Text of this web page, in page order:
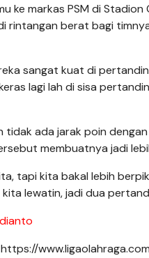
ke markas PSM di Stadion
rintangan berat bagi
sangat kuat di
lagi lah di sisa
ada jarak poin
membuatnya jadi
tapi kita bakal lebih
lewatin, jadi dua
https://